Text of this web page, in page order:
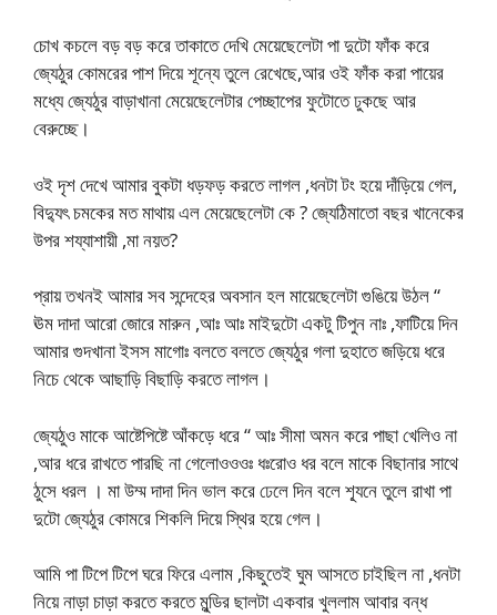
চোখ কচলে বড় বড় করে তাকাতে দেখি মেয়েছেলেটা পা দুটো ফাঁক করে
জ্যেঠুর কোমরের পাশ দিয়ে শূন্যে তুলে রেখেছে,আর ওই ফাঁক করা পায়ের
মধ্যে জ্যেঠুর বাড়াখানা মেয়েছেলেটার পেচ্ছাপের ফুটোতে ঢুকছে আর
বেরুচ্ছে।
ওই দৃশ দেখে আমার বুকটা ধড়ফড় করতে লাগল ,ধনটা টং হয়ে দাঁড়িয়ে গেল,
বিদ্যুৎ চমকের মত মাথায় এল মেয়েছেলেটা কে ? জ্যেঠিমাতো বছর খানেকের
উপর শয্যাশায়ী ,মা নয়ত?
প্রায় তখনই আমার সব সন্দেহের অবসান হল মায়েছেলেটা গুঙিয়ে উঠল “
ঊম দাদা আরো জোরে মারুন ,আঃ আঃ মাইদুটো একটু টিপুন নাঃ ,ফাটিয়ে দিন
আমার গুদখানা ইসস মাগোঃ বলতে বলতে জ্যেঠুর গলা দুহাতে জড়িয়ে ধরে
নিচে থেকে আছাড়ি বিছাড়ি করতে লাগল।
জ্যেঠুও মাকে আষ্টেপিষ্টে আঁকড়ে ধরে “ আঃ সীমা অমন করে পাছা খেলিও না
,আর ধরে রাখতে পারছি না গেলোওওওঃ ধঃরোও ধর বলে মাকে বিছানার সাথে
ঠুসে ধরল । মা উম্ম দাদা দিন ভাল করে ঢেলে দিন বলে শ্যূনে তুলে রাখা পা
দুটো জ্যেঠুর কোমরে শিকলি দিয়ে স্থির হয়ে গেল।
আমি পা টিপে টিপে ঘরে ফিরে এলাম ,কিছুতেই ঘুম আসতে চাইছিল না ,ধনটা
নিয়ে নাড়া চাড়া করতে করতে মুন্ডির ছালটা একবার খুললাম আবার বন্ধ